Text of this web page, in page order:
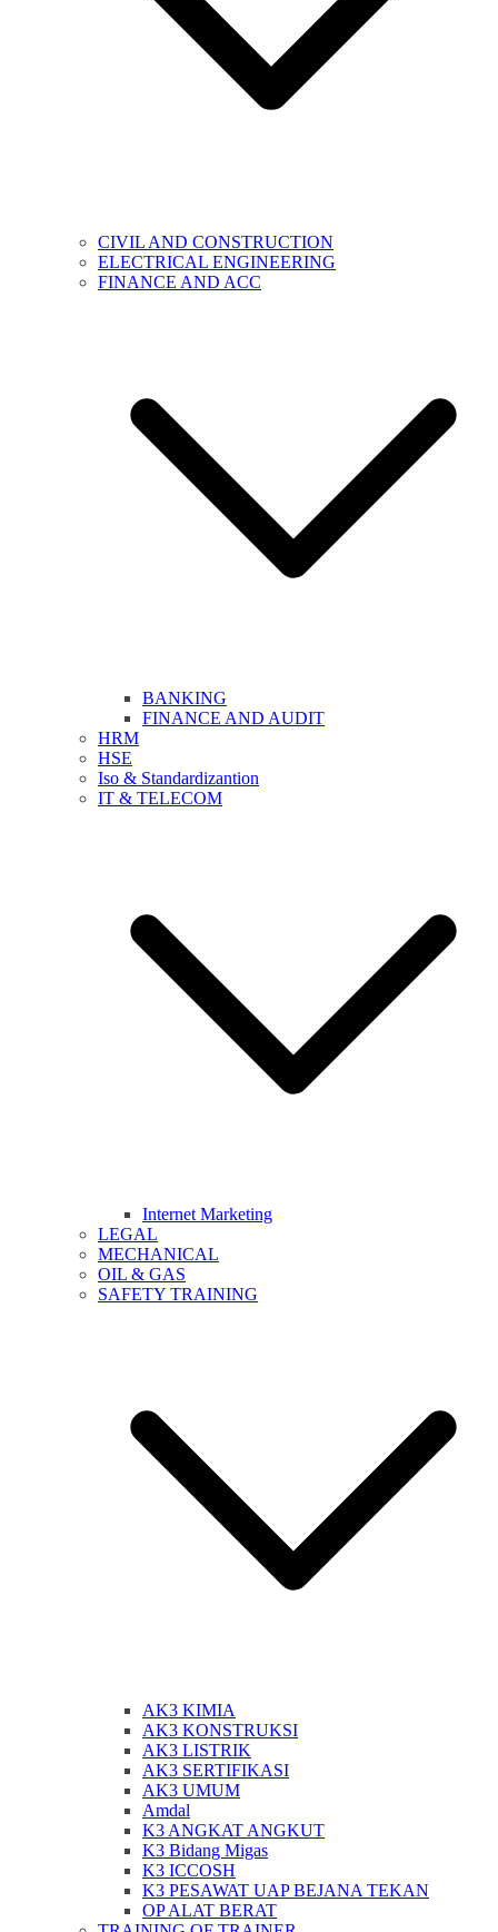
CIVIL AND CONSTRUCTION
ELECTRICAL ENGINEERING
FINANCE AND ACC
BANKING
FINANCE AND AUDIT
HRM
HSE
Iso & Standardizantion
IT & TELECOM
Internet Marketing
LEGAL
MECHANICAL
OIL & GAS
SAFETY TRAINING
AK3 KIMIA
AK3 KONSTRUKSI
AK3 LISTRIK
AK3 SERTIFIKASI
AK3 UMUM
Amdal
K3 ANGKAT ANGKUT
K3 Bidang Migas
K3 ICCOSH
K3 PESAWAT UAP BEJANA TEKAN
OP ALAT BERAT